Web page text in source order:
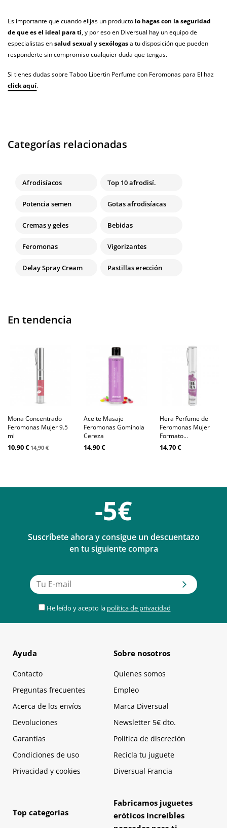
Es importante que cuando elijas un producto lo hagas con la seguridad
de que es el ideal para ti, y por eso en Diversual hay un equipo de
especialistas ensalud sexual y sexólogasa tu disposición que pueden
responderte sin compromiso cualquier duda que tengas.
Si tienes dudas sobre Taboo Libertin Perfume con Feromonas para El haz
click aquí.
Categorías relacionadas
Afrodisíacos Top 10 afrodisí.
Potencia semen Gotas afrodisíacas
Cremas y geles Bebidas
Feromonas Vigorizantes
Delay Spray Cream Pastillas erección
En tendencia
Mona Concentrado
Feromonas Mujer 9.5
ml
10,90 €14,90 €
Aceite Masaje
Feromonas Gominola
Cereza
14,90 €
Hera Perfume de
Feromonas Mujer
Formato...
14,70 €
-5€
Suscríbete ahora y consigue un descuentazo
en tu siguiente compra
He leído y acepto la política de privacidad
Ayuda
Contacto
Preguntas frecuentes
Acerca de los envíos
Devoluciones
Garantías
Condiciones de uso
Privacidad y cookies
Sobre nosotros
Quienes somos
Empleo
Marca Diversual
Newsletter 5€ dto.
Política de discreción
Recicla tu juguete
Diversual Francia
Top categorías
Fabricamos juguetes
eróticos increíbles